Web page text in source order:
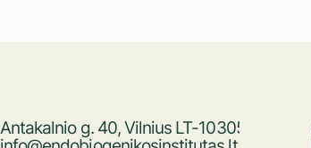
Antakalnio g. 40, Vilnius LT-10305